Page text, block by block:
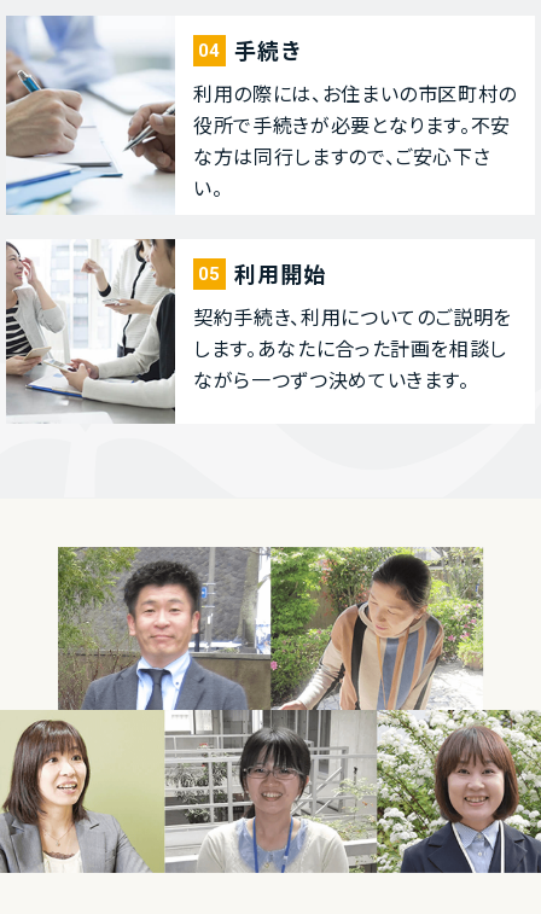
04 ⼿続き
利⽤の際には、お住まいの市区町村の
役所で⼿続きが必要となります。不安
な⽅は同⾏しますので、ご安⼼下さ
い。
05 利⽤開始
契約⼿続き、利⽤についてのご説明を
します。あなたに合った計画を相談し
ながら⼀つずつ決めていきます。